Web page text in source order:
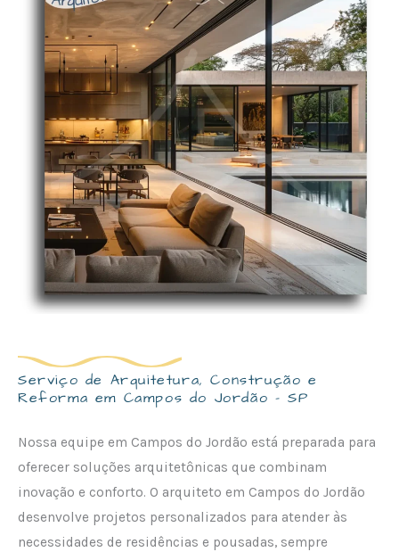
Serviço de Arquitetura, Construção e
Reforma em Campos do Jordão - SP
Nossa equipe em Campos do Jordão está preparada para
oferecer soluções arquitetônicas que combinam
inovação e conforto. O arquiteto em Campos do Jordão
desenvolve projetos personalizados para atender às
necessidades de residências e pousadas, sempre